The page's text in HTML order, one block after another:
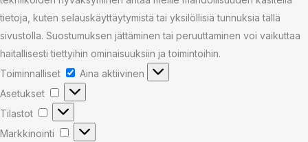
tietoja, kuten selauskäyttäytymistä tai yksilöllisiä tunnuksia tällä
sivustolla. Suostumuksen jättäminen tai peruuttaminen voi vaikuttaa
haitallisesti tiettyihin ominaisuuksiin ja toimintoihin.
Toiminnalliset
Toiminnalliset
Aina aktiivinen
Asetukset
Asetukset
Tilastot
Tilastot
Markkinointi
Markkinointi